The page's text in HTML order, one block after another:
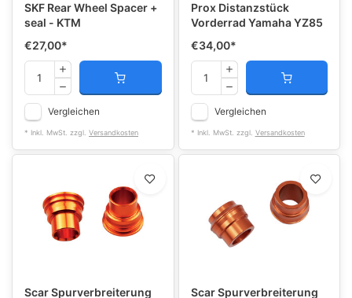
SKF Rear Wheel Spacer +
seal - KTM
€27,00*
Vergleichen
* Inkl. MwSt. zzgl. Versandkosten
Prox Distanzstück
Vorderrad Yamaha YZ85
€34,00*
Vergleichen
* Inkl. MwSt. zzgl. Versandkosten
Scar Spurverbreiterung
Scar Spurverbreiterung